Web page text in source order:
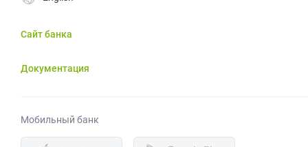
Сайт банка
Документация
Мобильный банк